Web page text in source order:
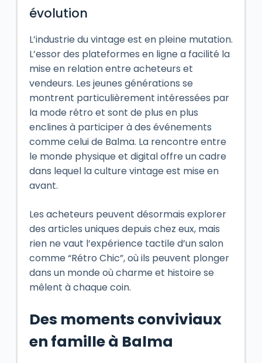
évolution
L’industrie du vintage est en pleine mutation.
L’essor des plateformes en ligne a facilité la
mise en relation entre acheteurs et
vendeurs. Les jeunes générations se
montrent particulièrement intéressées par
la mode rétro et sont de plus en plus
enclines à participer à des événements
comme celui de Balma. La rencontre entre
le monde physique et digital offre un cadre
dans lequel la culture vintage est mise en
avant.
Les acheteurs peuvent désormais explorer
des articles uniques depuis chez eux, mais
rien ne vaut l’expérience tactile d’un salon
comme “Rétro Chic”, où ils peuvent plonger
dans un monde où charme et histoire se
mêlent à chaque coin.
Des moments conviviaux
en famille à Balma